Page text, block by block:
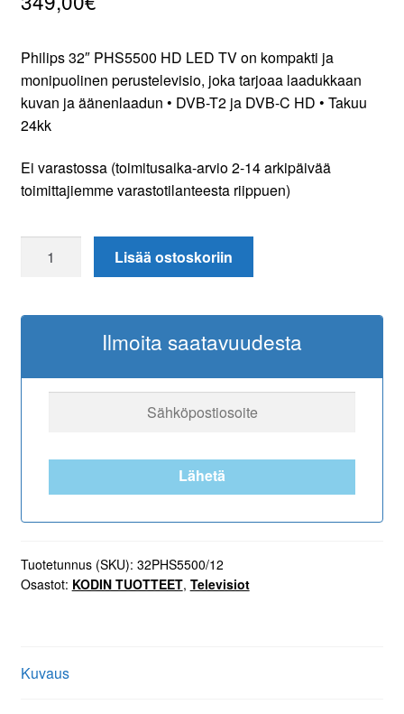
Philips 32″ PHS5500 HD LED TV on kompakti ja
monipuolinen perustelevisio, joka tarjoaa laadukkaan
kuvan ja äänenlaadun • DVB-T2 ja DVB-C HD • Takuu
24kk
Ei varastossa (toimitusaika-arvio 2-14 arkipäivää
toimittajiemme varastotilanteesta riippuen)
HD
määrä
Lisää ostoskoriin
Ilmoita saatavuudesta
Lähetä
Tuotetunnus (SKU): 32PHS5500/12
Osastot: KODIN TUOTTEET, Televisiot
Kuvaus